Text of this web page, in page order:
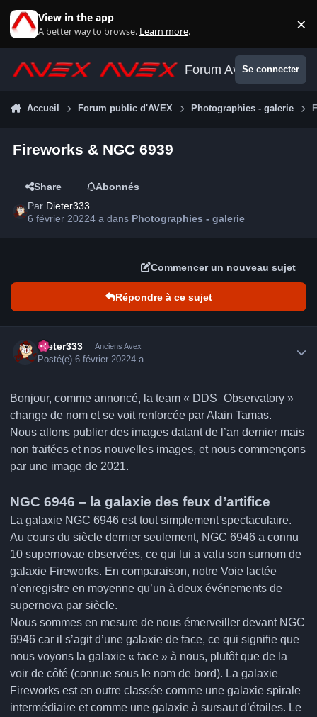
View in the app
A better way to browse. Learn more. ×
Forum AvexSe connecter
Accueil Forum public d'AVEX Photographies - galerie
Fireworks & NGC 6939
Share
Abonnés
Par Dieter333
6 février 20224 a dans Photographies - galerie
Commencer un nouveau sujet
Répondre à ce sujet
Dieter333 Anciens Avex
Posté(e)6 février 20224 a
Bonjour, comme annoncé, la team « DDS_Observatory »
change de nom et se voit renforcée par Alain Tamas.
Nous allons publier des images datant de l’an dernier mais
non traitées et nos nouvelles images, et nous commençons
par une image de 2021.
NGC 6946 – la galaxie des feux d’artifice
La galaxie NGC 6946 est tout simplement spectaculaire.
Au cours du siècle dernier seulement, NGC 6946 a connu
10 supernovae observées, ce qui lui a valu son surnom de
galaxie Fireworks. En comparaison, notre Voie lactée
n’enregistre en moyenne qu’un à deux événements de
supernova par siècle.
Nous sommes en mesure de nous émerveiller devant NGC
6946 car il s’agit d’une galaxie de face, ce qui signifie que
nous voyons la galaxie « face » à nous, plutôt que de la
voir de côté (connue sous le nom de bord). La galaxie
Fireworks est en outre classée comme une galaxie spirale
intermédiaire et comme une galaxie à sursaut d’étoiles. Le